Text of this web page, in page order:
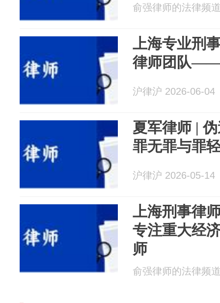
俞强律师的法律频
上海专业刑
律师团队——
沪律沪 2026-06-04
夏军律师 |
罪无罪与罪
沪律沪 2026-05-14
上海刑事律
专注重大经
师
俞强律师的法律频